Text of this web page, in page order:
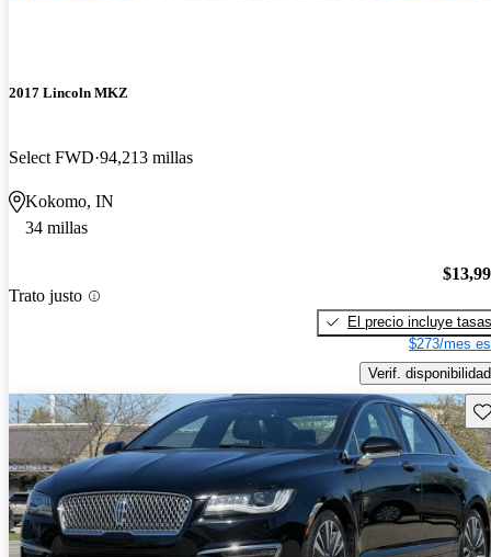
2017 Lincoln MKZ
Select FWD 94,213 millas
Kokomo, IN
34 millas
Trato justo
El precio incluye tasas
$273/mes
Verif. disponibilidad